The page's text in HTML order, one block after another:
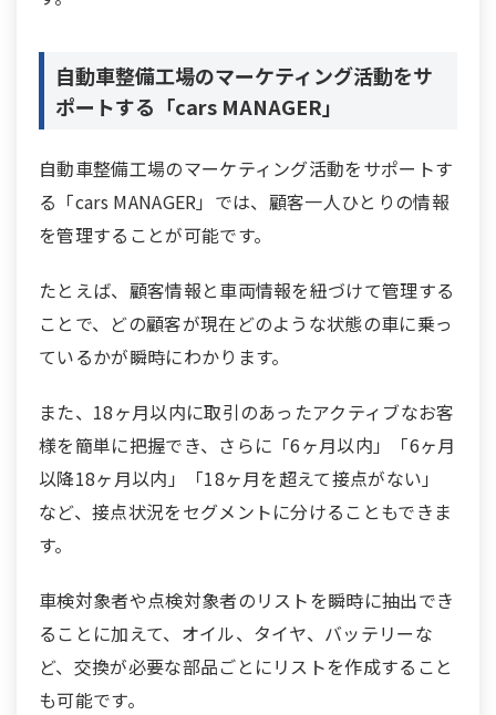
自動車整備工場のマーケティング活動をサ
ポートする「cars MANAGER」
自動車整備工場のマーケティング活動をサポートす
る「cars MANAGER」では、顧客一人ひとりの情報
を管理することが可能です。
たとえば、顧客情報と車両情報を紐づけて管理する
ことで、どの顧客が現在どのような状態の車に乗っ
ているかが瞬時にわかります。
また、18ヶ月以内に取引のあったアクティブなお客
様を簡単に把握でき、さらに「6ヶ月以内」「6ヶ月
以降18ヶ月以内」「18ヶ月を超えて接点がない」
など、接点状況をセグメントに分けることもできま
す。
車検対象者や点検対象者のリストを瞬時に抽出でき
ることに加えて、オイル、タイヤ、バッテリーな
ど、交換が必要な部品ごとにリストを作成すること
も可能です。